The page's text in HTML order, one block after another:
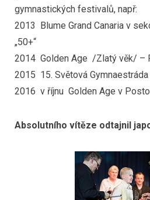
gymnastických festivalů, např:
2013 Blume Grand Canaria v
„50+“
2014 Golden Age /Zlatý věk/ –
2015 15. Světová
2016 v říjnu Golden Age v
Absolutního vítěze odtajnil